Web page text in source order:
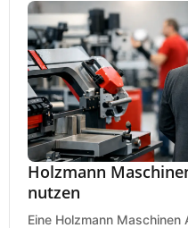
Holzmann
nutzen
Eine Holzmann